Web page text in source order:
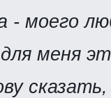
- моего
меня